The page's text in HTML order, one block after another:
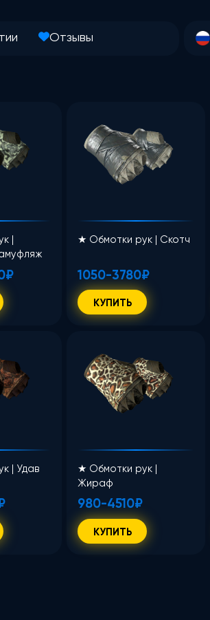
Отзывы
|
★ Обмотки рук | Скотч
1050-3780₽
КУПИТЬ
| Удав
★ Обмотки рук |
Жираф
980-4510₽
КУПИТЬ